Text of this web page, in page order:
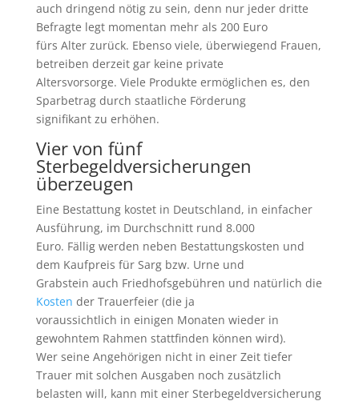
auch dringend nötig zu sein, denn nur jeder dritte
Befragte legt momentan mehr als 200 Euro
fürs Alter zurück. Ebenso viele, überwiegend Frauen,
betreiben derzeit gar keine private
Altersvorsorge. Viele Produkte ermöglichen es, den
Sparbetrag durch staatliche Förderung
signifikant zu erhöhen.
Vier von fünf
Sterbegeldversicherungen
überzeugen
Eine Bestattung kostet in Deutschland, in einfacher
Ausführung, im Durchschnitt rund 8.000
Euro. Fällig werden neben Bestattungskosten und
dem Kaufpreis für Sarg bzw. Urne und
Grabstein auch Friedhofsgebühren und natürlich die
Kosten der Trauerfeier (die ja
voraussichtlich in einigen Monaten wieder in
gewohntem Rahmen stattfinden können wird).
Wer seine Angehörigen nicht in einer Zeit tiefer
Trauer mit solchen Ausgaben noch zusätzlich
belasten will, kann mit einer Sterbegeldversicherung